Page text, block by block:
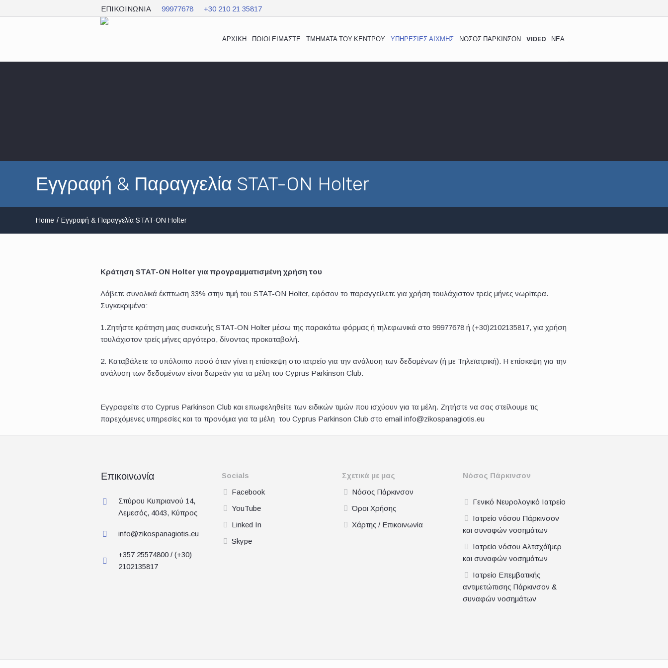
ΕΠΙΚΟΙΝΩΝΙΑ 99977678 +30 210 21 35817
ΑΡΧΙΚΉ ΠΟΙΟΊ ΕΊΜΑΣΤΕ ΤΜΉΜΑΤΑ ΤΟΥ ΚΈΝΤΡΟΥ ΥΠΗΡΕΣΊΕΣ ΑΙΧΜΉΣ ΝΌΣΟΣ ΠΆΡΚΙΝΣΟΝ VIDEO ΝΈΑ
Εγγραφή & Παραγγελία STAT-ON Holter
Home / Εγγραφή & Παραγγελία STAT-ON Holter
Κράτηση STAT-ON Holter για προγραμματισμένη χρήση του
Λάβετε συνολικά έκπτωση 33% στην τιμή του STAT-ON Holter, εφόσον το παραγγείλετε για χρήση τουλάχιστον τρείς μήνες νωρίτερα.
Συγκεκριμένα:
1.Ζητήστε κράτηση μιας συσκευής STAT-ON Holter μέσω της παρακάτω φόρμας ή τηλεφωνικά στο 99977678 ή (+30)2102135817, για χρήση
τουλάχιστον τρείς μήνες αργότερα, δίνοντας προκαταβολή.
2. Καταβάλετε το υπόλοιπο ποσό όταν γίνει η επίσκεψη στο ιατρείο για την ανάλυση των δεδομένων (ή με Τηλεϊατρική). Η επίσκεψη για την
ανάλυση των δεδομένων είναι δωρεάν για τα μέλη του Cyprus Parkinson Club.
Εγγραφείτε στο Cyprus Parkinson Club και επωφεληθείτε των ειδικών τιμών που ισχύουν για τα μέλη. Ζητήστε να σας στείλουμε τις
παρεχόμενες υπηρεσίες και τα προνόμια για τα μέλη του Cyprus Parkinson Club στο email info@zikospanagiotis.eu
Επικοινωνία
Σπύρου Κυπριανού 14,
Λεμεσός, 4043, Κύπρος
info@zikospanagiotis.eu
+357 25574800 / (+30)
2102135817
Socials
Facebook
YouTube
Linked In
Skype
Σχετικά με μας
Νόσος Πάρκινσον
Όροι Χρήσης
Χάρτης / Επικοινωνία
Νόσος Πάρκινσον
Γενικό Νευρολογικό Ιατρείο
Ιατρείο νόσου Πάρκινσον
και συναφών νοσημάτων
Ιατρείο νόσου Αλτσχάϊμερ
και συναφών νοσημάτων
Ιατρείο Επεμβατικής
αντιμετώπισης Πάρκινσον &
συναφών νοσημάτων